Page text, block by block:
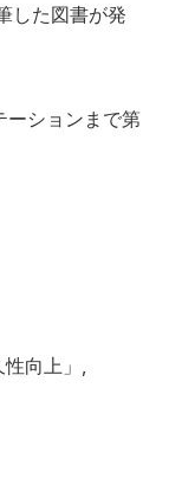
へ
した図書が発
ションまで第
向上」,